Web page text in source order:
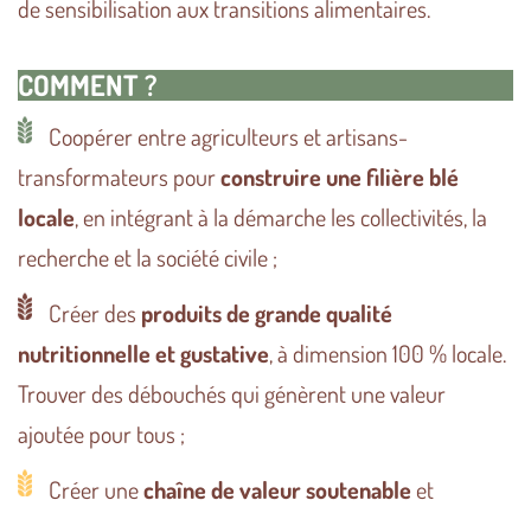
de sensibilisation aux transitions alimentaires.
COMMENT ?
Coopérer entre agriculteurs et artisans-
transformateurs pourconstruire une filière blé
locale, en intégrant à la démarche les collectivités, la
recherche et la société civile ;
Créer des produits de grande qualité
nutritionnelle et gustative, à dimension 100 % locale.
Trouver des débouchés qui génèrent une valeur
ajoutée pour tous ;
Créer unechaîne de valeur soutenable et